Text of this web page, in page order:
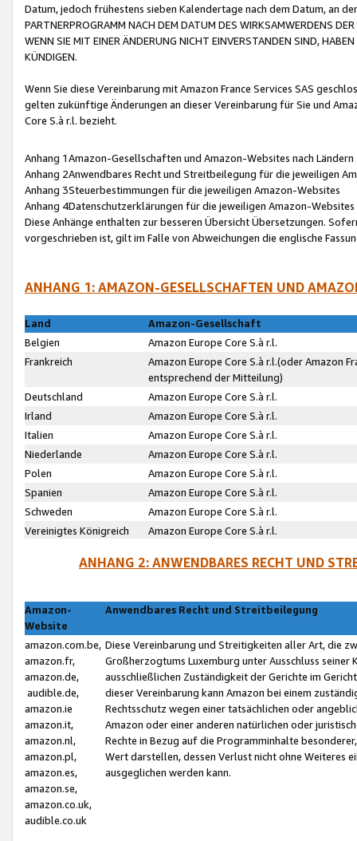
Datum, jedoch frühestens sieben Kalendertage nach dem Datum, an
PARTNERPROGRAMM NACH DEM DATUM DES WIRKSAMWERDENS
WENN SIE MIT EINER ÄNDERUNG NICHT EINVERSTANDEN SIND,
KÜNDIGEN.
Wenn Sie diese Vereinbarung mit Amazon France Services SAS
gelten zukünftige Änderungen an dieser Vereinbarung für Sie und
Core S.à r.l. bezieht.
Anhang 1Amazon-Gesellschaften und Amazon-Websites nach Ländern
Anhang 2Anwendbares Recht und Streitbeilegung für die jeweiligen
Anhang 3Steuerbestimmungen für die jeweiligen Amazon-Websites
Anhang 4Datenschutzerklärungen für die jeweiligen Amazon-Websites
Diese Anhänge enthalten zur besseren Übersicht Übersetzungen.
vorgeschrieben ist, gilt im Falle von Abweichungen die englische
ANHANG 1: AMAZON-GESELLSCHAFTEN UND
Land
Amazon-Gesellschaft
Belgien
Amazon Europe Core S.à r.l.
Frankreich
Amazon Europe Core S.à r.l.(oder Amazon
entsprechend der Mitteilung)
Deutschland
Amazon Europe Core S.à r.l.
Irland
Amazon Europe Core S.à r.l.
Italien
Amazon Europe Core S.à r.l.
Niederlande
Amazon Europe Core S.à r.l.
Polen
Amazon Europe Core S.à r.l.
Spanien
Amazon Europe Core S.à r.l.
Schweden
Amazon Europe Core S.à r.l.
Vereinigtes Königreich
Amazon Europe Core S.à r.l.
ANHANG 2: ANWENDBARES RECHT UND
Amazon-
Website
Anwendbares Recht und Streitbeilegung
amazon.com.be,
amazon.fr,
amazon.de,
audible.de,
amazon.ie
amazon.it,
amazon.nl,
amazon.pl,
amazon.es,
amazon.se,
amazon.co.uk,
audible.co.uk
Diese Vereinbarung und Streitigkeiten aller Art, die
Großherzogtums Luxemburg unter Ausschluss
ausschließlichen Zuständigkeit der Gerichte im
dieser Vereinbarung kann Amazon bei einem
Rechtsschutz wegen einer tatsächlichen oder
Amazon oder einer anderen natürlichen oder
Rechte in Bezug auf die Programminhalte
Wert darstellen, dessen Verlust nicht ohne Weiteres
ausgeglichen werden kann.